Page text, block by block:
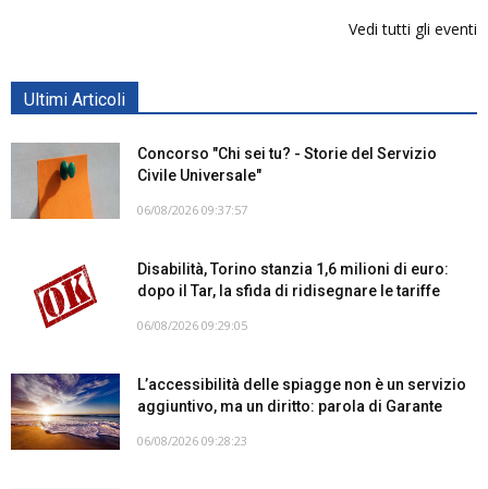
Vedi tutti gli eventi
Ultimi Articoli
Concorso "Chi sei tu? - Storie del Servizio
Civile Universale"
06/08/2026 09:37:57
Disabilità, Torino stanzia 1,6 milioni di euro:
dopo il Tar, la sfida di ridisegnare le tariffe
06/08/2026 09:29:05
L’accessibilità delle spiagge non è un servizio
aggiuntivo, ma un diritto: parola di Garante
06/08/2026 09:28:23